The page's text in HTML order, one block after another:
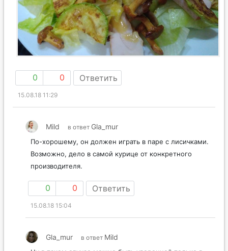
0 0 Ответить
15.08.18 11:29
Mild в ответ Gla_mur
По-хорошему, он должен играть в паре с лисичками.
Возможно, дело в самой курице от конкретного
производителя.
0 0 Ответить
15.08.18 15:04
Gla_mur в ответ Mild